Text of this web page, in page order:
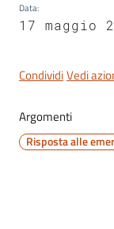
Data:
17 maggio
CondividiVedi
Argomenti
Risposta alle